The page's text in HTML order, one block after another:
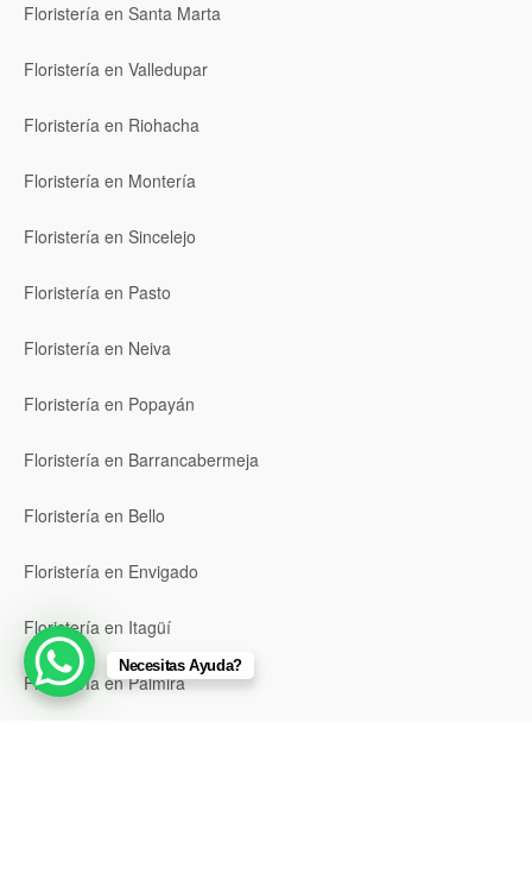
Floristería en Santa Marta
Floristería en Valledupar
Floristería en Riohacha
Floristería en Montería
Floristería en Sincelejo
Floristería en Pasto
Floristería en Neiva
Floristería en Popayán
Floristería en Barrancabermeja
Floristería en Bello
Floristería en Envigado
Floristería en Itagüí
Floristería en Palmira
Necesitas Ayuda?